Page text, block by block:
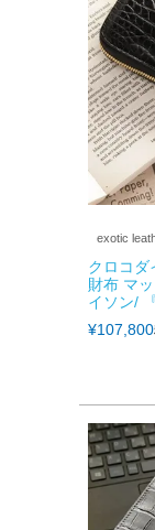
exotic
クロコダ
財布 マ
イソン/
¥107,800